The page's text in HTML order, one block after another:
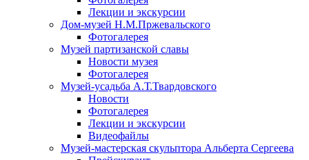
Лекции и экскурсии
Дом-музей Н.М.Пржевальского
Фотогалерея
Музей партизанской славы
Новости музея
Фотогалерея
Музей-усадьба А.Т.Твардовского
Новости
Фотогалерея
Лекции и экскурсии
Видеофайлы
Музей-мастерская скульптора Альберта Сергеева